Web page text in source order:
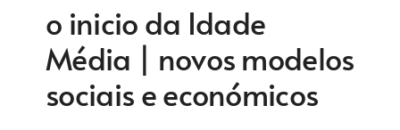
o inicio da Idade
Média | novos modelos
sociais e económicos